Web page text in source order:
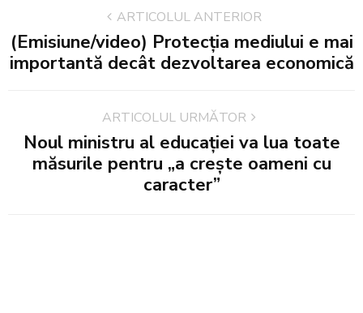
ARTICOLUL ANTERIOR
(Emisiune/video) Protecţia mediului e mai
importantă decât dezvoltarea economică
ARTICOLUL URMĂTOR
Noul ministru al educației va lua toate
măsurile pentru „a crește oameni cu
caracter”